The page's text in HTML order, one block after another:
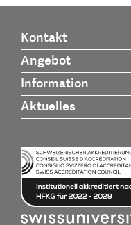
Kontakt
Angebot
Information
Aktuelles